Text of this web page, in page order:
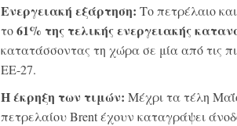
Ενεργειακή εξάρτηση: Το πετρέλαιο
το61% της τελικής ενεργειακής
κατατάσσοντας τη χώρα σε μία από τις
ΕΕ-27.
Η έκρηξη των τιμών: Μέχρι τα τέλη
πετρελαίου Brent έχουν καταγράψει